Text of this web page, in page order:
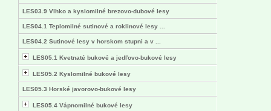
LES03.9 Vlhko a kyslomilné brezovo-dubové lesy
LES04.1 Teplomilné sutinové a roklinové lesy ...
LES04.2 Sutinové lesy v horskom stupni a v ...
LES05.1 Kvetnaté bukové a jedľovo-bukové lesy
LES05.2 Kyslomilné bukové lesy
LES05.3 Horské javorovo-bukové lesy
LES05.4 Vápnomilné bukové lesy